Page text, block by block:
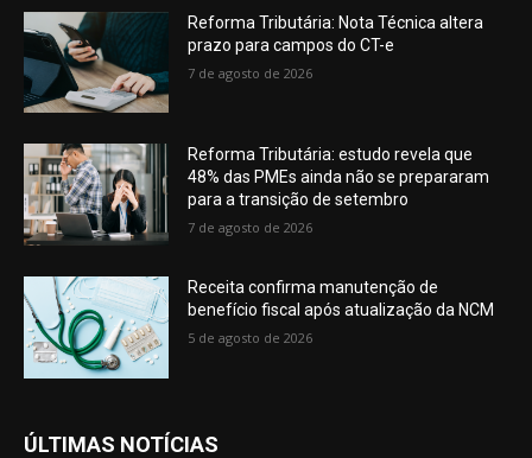
Reforma Tributária: Nota Técnica altera
prazo para campos do CT-e
7 de agosto de 2026
Reforma Tributária: estudo revela que
48% das PMEs ainda não se prepararam
para a transição de setembro
7 de agosto de 2026
Receita confirma manutenção de
benefício fiscal após atualização da NCM
5 de agosto de 2026
ÚLTIMAS NOTÍCIAS